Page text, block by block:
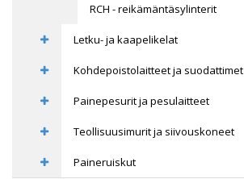
RCH - reikämäntäsylinterit
Letku- ja kaapelikelat
Kohdepoistolaitteet ja suodattimet
Painepesurit ja pesulaitteet
Teollisuusimurit ja siivouskoneet
Paineruiskut